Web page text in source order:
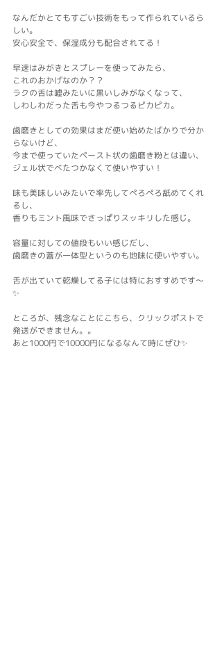
なんだかとてもすごい技術をもって作られているら
しい。
安心安全で、保湿成分も配合されてる！
早速はみがきとスプレーを使ってみたら、
これのおかげなのか？？
ラクの舌は嘘みたいに黒いしみがなくなって、
しわしわだった舌も今やつるつるピカピカ。
歯磨きとしての効果はまだ使い始めたばかりで分か
らないけど、
今まで使っていたペースト状の歯磨き粉とは違い、
ジェル状でべたつかなくて使いやすい！
味も美味しいみたいで率先してぺろぺろ舐めてくれ
るし、
香りもミント風味でさっぱりスッキリした感じ。
容量に対しての値段もいい感じだし、
歯磨きの蓋が一体型というのも地味に使いやすい。
舌が出ていて乾燥してる子には特におすすめです～
✨
ところが、残念なことにこちら、クリックポストで
発送ができません。。
あと1000円で10000円になるなんて時にぜひ✨